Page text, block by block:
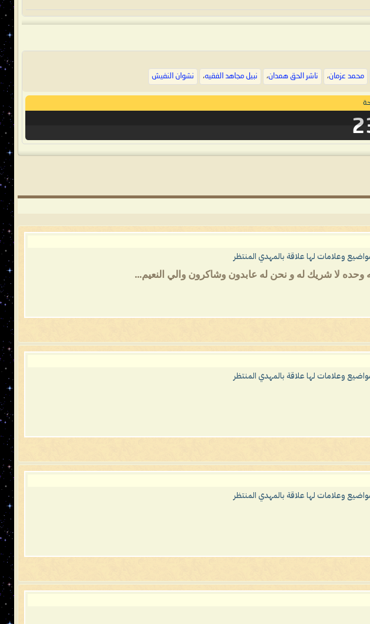
محمد عزمان، ناشر الحق همدان، نبيل مجاهد الفقيه، نشوان النفيش
وعلامات لها علاقة بالمهدي المنتظر
وحده لا شريك له و نحن له عابدون وشاكرون والي النعيم...
وعلامات لها علاقة بالمهدي المنتظر
وعلامات لها علاقة بالمهدي المنتظر